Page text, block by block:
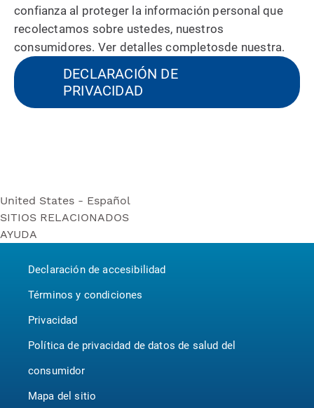
confianza al proteger la información personal que
recolectamos sobre ustedes, nuestros
consumidores. Ver detalles completosde nuestra.
DECLARACIÓN DE
PRIVACIDAD
United States - Español
United States - Español
United States - English
Canada - Français
SITIOS RELACIONADOS
Bounty
P&G BrandSaver
Pampers
AYUDA
Declaración de accesibilidad
Términos y condiciones
Privacidad
Política de privacidad de datos de salud del
consumidor
Mapa del sitio